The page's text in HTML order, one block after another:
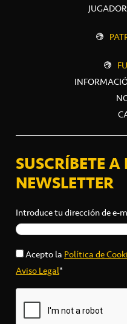
SUSCRÍBETE
NEWSLETTER
Introduce tu dirección de e-
Acepto laPolítica de
Aviso Legal*